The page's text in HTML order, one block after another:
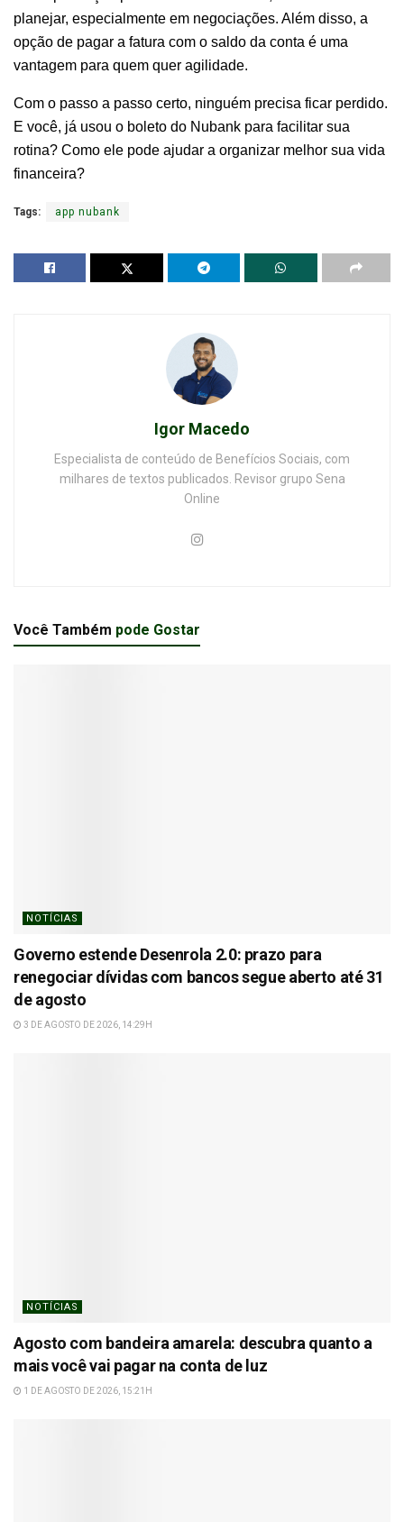
planejar, especialmente em negociações. Além disso, a
opção de pagar a fatura com o saldo da conta é uma
vantagem para quem quer agilidade.
Com o passo a passo certo, ninguém precisa ficar perdido.
E você, já usou o boleto do Nubank para facilitar sua
rotina? Como ele pode ajudar a organizar melhor sua vida
financeira?
Tags: app nubank
Igor Macedo
Especialista de conteúdo de Benefícios Sociais, com
milhares de textos publicados. Revisor grupo Sena
Online
Você Também pode Gostar
NOTÍCIAS
Governo estende Desenrola 2.0: prazo para
renegociar dívidas com bancos segue aberto até 31
de agosto
3 DE AGOSTO DE 2026, 14:29H
NOTÍCIAS
Agosto com bandeira amarela: descubra quanto a
mais você vai pagar na conta de luz
1 DE AGOSTO DE 2026, 15:21H